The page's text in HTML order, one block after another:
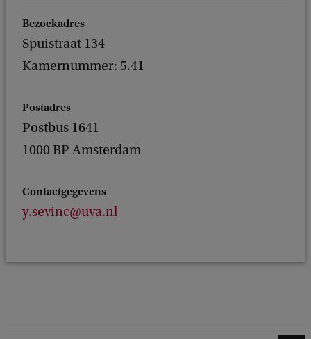
Bezoekadres
Spuistraat 134
Kamernummer: 5.41
Postadres
Postbus 1641
1000 BP Amsterdam
Contactgegevens
y.sevinc@uva.nl